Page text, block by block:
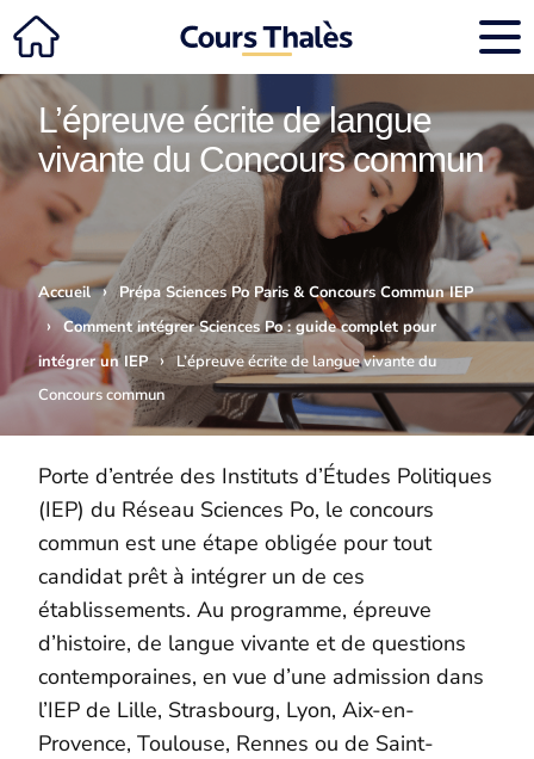
L’épreuve écrite de langue
vivante du Concours commun
Accueil › Prépa Sciences Po Paris & Concours Commun IEP
› Comment intégrer Sciences Po : guide complet pour
intégrer un IEP › L’épreuve écrite de langue vivante du
Concours commun
Porte d’entrée des Instituts d’Études Politiques
(IEP) du Réseau Sciences Po, le concours
commun est une étape obligée pour tout
candidat prêt à intégrer un de ces
établissements. Au programme, épreuve
d’histoire, de langue vivante et de questions
contemporaines, en vue d’une admission dans
l’IEP de Lille, Strasbourg, Lyon, Aix-en-
Provence, Toulouse, Rennes ou de Saint-